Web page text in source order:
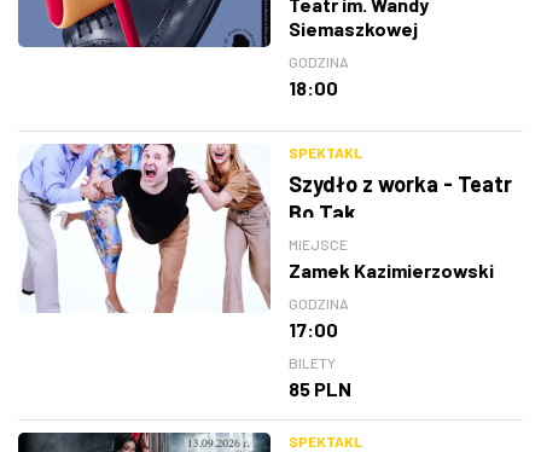
Teatr im. Wandy
Siemaszkowej
GODZINA
18:00
SPEKTAKL
Szydło z worka - Teatr
Bo Tak
MIEJSCE
Zamek Kazimierzowski
GODZINA
17:00
BILETY
85 PLN
SPEKTAKL